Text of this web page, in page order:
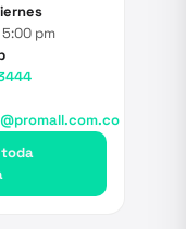
pm
toda